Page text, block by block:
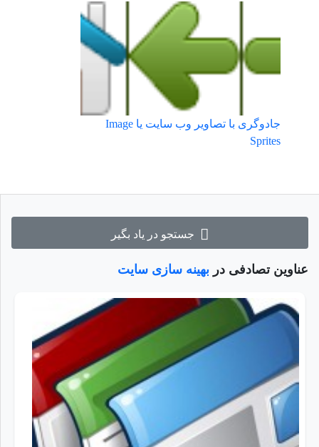
جستجو در یاد بگیر
عناوین تصادفی در بهینه سازی سایت
جادوگری با تصاویر وب سایت یا Image
Sprites